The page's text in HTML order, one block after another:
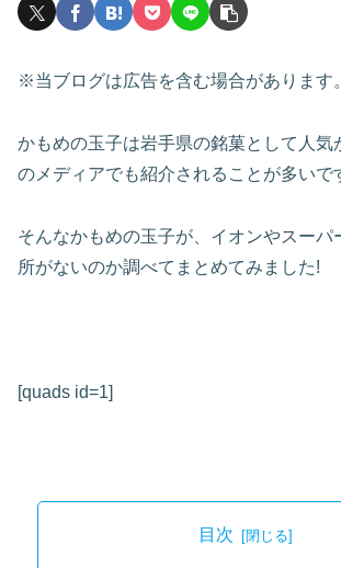
※当ブログは広告を含む場合があります。
かもめの玉子は岩手県の銘菓として人気
のメディアでも紹介されることが多いで
そんなかもめの玉子が、イオンやスーパ
所がないのか調べてまとめてみました!
[quads id=1]
目次